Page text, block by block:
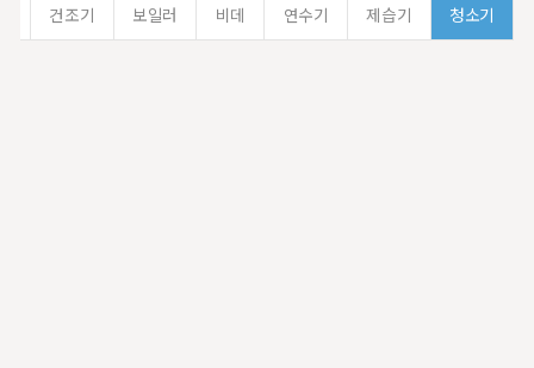
건조기 보일러 비데 연수기 제습기 청소기